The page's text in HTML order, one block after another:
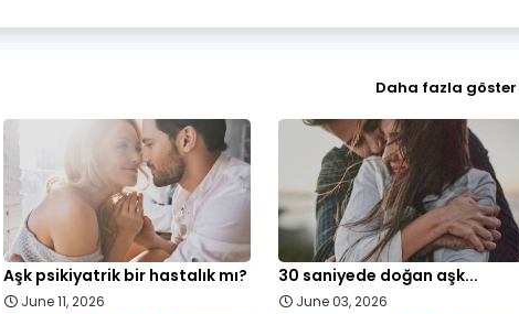
Daha fazla göster
Aşk psikiyatrik bir hastalık mı?
June 11, 2026
30 saniyede doğan aşk...
June 03, 2026